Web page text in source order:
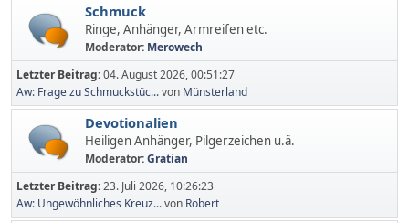
Schmuck
Ringe, Anhänger, Armreifen etc.
Moderator: Merowech
Letzter Beitrag:04. August 2026, 00:51:27
Aw: Frage zu Schmuckstüc...von Münsterland
Devotionalien
Heiligen Anhänger, Pilgerzeichen u.ä.
Moderator:Gratian
Letzter Beitrag:23. Juli 2026, 10:26:23
Aw: Ungewöhnliches Kreuz...von Robert